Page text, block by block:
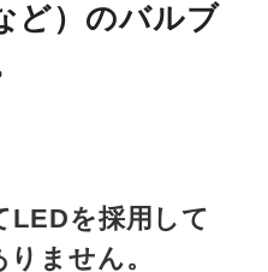
ど）のバルブ
LEDを採用して
ません。